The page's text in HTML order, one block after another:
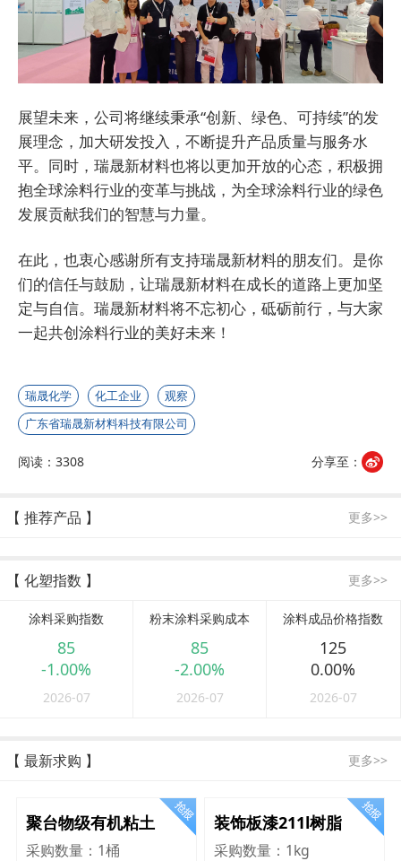
展望未来，公司将继续秉承“创新、绿色、可持续”的发
展理念，加大研发投入，不断提升产品质量与服务水
平。同时，瑞晟新材料也将以更加开放的心态，积极拥
抱全球涂料行业的变革与挑战，为全球涂料行业的绿色
发展贡献我们的智慧与力量。
在此，也衷心感谢所有支持瑞晟新材料的朋友们。是你
们的信任与鼓励，让瑞晟新材料在成长的道路上更加坚
定与自信。瑞晟新材料将不忘初心，砥砺前行，与大家
一起共创涂料行业的美好未来！
瑞晟化学 化工企业
观察
广东省瑞晟新材料科技有限公司
阅读：3308 分享至：
【 推荐产品 】 更多>>
【 化塑指数 】 更多>>
涂料采购指数
85
-1.00%
2026-07
粉末涂料采购成本
85
-2.00%
2026-07
涂料成品价格指数
125
0.00%
2026-07
【 最新求购 】 更多>>
聚台物级有机粘土
采购数量： 1桶
装饰板漆211l树脂
采购数量： 1kg